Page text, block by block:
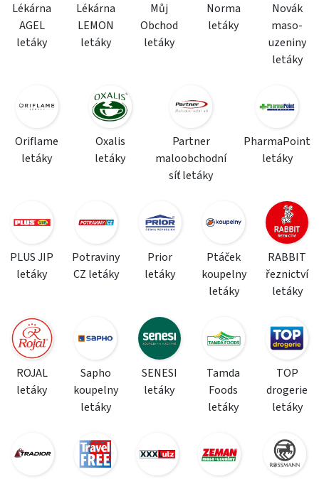
Lékárna
AGEL
letáky
Lékárna
LEMON
letáky
Můj
Obchod
letáky
Norma
letáky
Novák
maso-
uzeniny
letáky
Oriflame
letáky
Oxalis
letáky
Partner
maloobchodní
síť letáky
PharmaPoint
letáky
PLUS JIP
letáky
Potraviny
CZ letáky
Prior
letáky
Ptáček
koupelny
letáky
RABBIT
řeznictví
letáky
ROJAL
letáky
Sapho
koupelny
letáky
SENESI
letáky
Tamda
Foods
letáky
TOP
drogerie
letáky